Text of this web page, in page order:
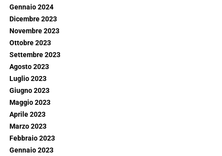
Gennaio 2024
Dicembre 2023
Novembre 2023
Ottobre 2023
Settembre 2023
Agosto 2023
Luglio 2023
Giugno 2023
Maggio 2023
Aprile 2023
Marzo 2023
Febbraio 2023
Gennaio 2023